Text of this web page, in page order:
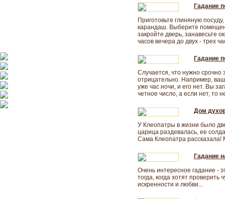
Гадание
Приготовьте глиняную
карандаш. Выберите
закройте дверь, занавесьте
часов вечера до двух - трех
Гадание
Случается, что нужно срочно
отрицательно. Например,
уже час ночи, и его нет. Вы
четное число, а если нет, то
Дом
У Клеопатры в жизни было
царица раздевалась, ее
Сама Клеопатра рассказала!
Гадание
Очень интересное гадание -
тогда, когда хотят проверить
искренности и любви...